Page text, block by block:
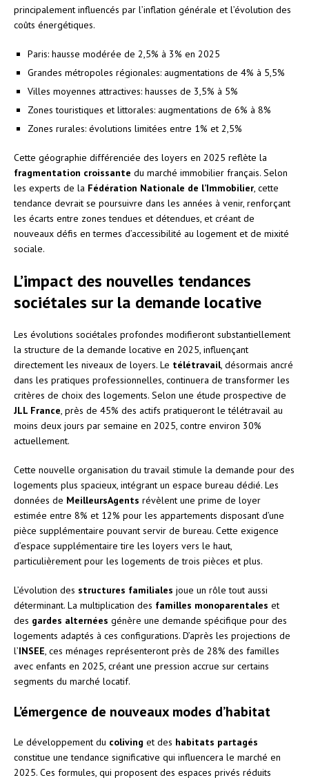
principalement influencés par l’inflation générale et l’évolution des
coûts énergétiques.
Paris: hausse modérée de 2,5% à 3% en 2025
Grandes métropoles régionales: augmentations de 4% à 5,5%
Villes moyennes attractives: hausses de 3,5% à 5%
Zones touristiques et littorales: augmentations de 6% à 8%
Zones rurales: évolutions limitées entre 1% et 2,5%
Cette géographie différenciée des loyers en 2025 reflète la
fragmentation croissante du marché immobilier français. Selon
les experts de la Fédération Nationale de l’Immobilier , cette
tendance devrait se poursuivre dans les années à venir, renforçant
les écarts entre zones tendues et détendues, et créant de
nouveaux défis en termes d’accessibilité au logement et de mixité
sociale.
L’impact des nouvelles tendances
sociétales sur la demande locative
Les évolutions sociétales profondes modifieront substantiellement
la structure de la demande locative en 2025, influençant
directement les niveaux de loyers. Le télétravail, désormais ancré
dans les pratiques professionnelles, continuera de transformer les
critères de choix des logements. Selon une étude prospective de
JLL France , près de 45% des actifs pratiqueront le télétravail au
moins deux jours par semaine en 2025, contre environ 30%
actuellement.
Cette nouvelle organisation du travail stimule la demande pour des
logements plus spacieux, intégrant un espace bureau dédié. Les
données de MeilleursAgents révèlent une prime de loyer
estimée entre 8% et 12% pour les appartements disposant d’une
pièce supplémentaire pouvant servir de bureau. Cette exigence
d’espace supplémentaire tire les loyers vers le haut,
particulièrement pour les logements de trois pièces et plus.
L’évolution des structures familiales joue un rôle tout aussi
déterminant. La multiplication des familles monoparentales et
des gardes alternées génère une demande spécifique pour des
logements adaptés à ces configurations. D’après les projections de
l’INSEE , ces ménages représenteront près de 28% des familles
avec enfants en 2025, créant une pression accrue sur certains
segments du marché locatif.
L’émergence de nouveaux modes d’habitat
Le développement du coliving et des habitats partagés
constitue une tendance significative qui influencera le marché en
2025. Ces formules, qui proposent des espaces privés réduits